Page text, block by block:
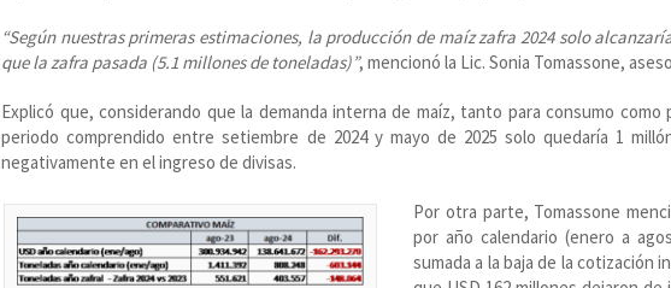
“Según nuestras primeras estimaciones, la producción de maíz zafra 2024 solo
que la zafra pasada (5.1 millones de toneladas)”, mencionó la Lic. Sonia Tomassone,
Explicó que, considerando que la demanda interna de maíz, tanto para consumo
periodo comprendido entre setiembre de 2024 y mayo de 2025 solo quedaría 1
negativamente en el ingreso de divisas.
Por otra parte, Tomassone
por año calendario (enero a
sumada a la baja de la cotización